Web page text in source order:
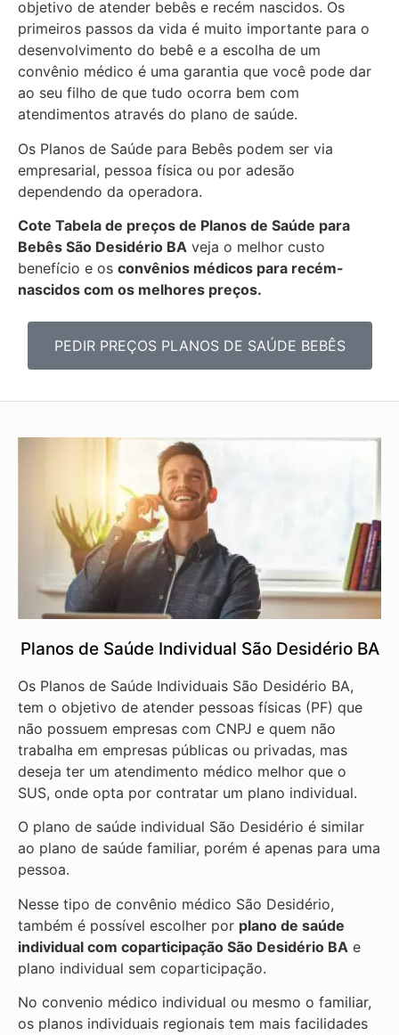
objetivo de atender bebês e recém nascidos. Os
primeiros passos da vida é muito importante para o
desenvolvimento do bebê e a escolha de um
convênio médico é uma garantia que você pode dar
ao seu filho de que tudo ocorra bem com
atendimentos através do plano de saúde.
Os Planos de Saúde para Bebês podem ser via
empresarial, pessoa física ou por adesão
dependendo da operadora.
Cote Tabela de preços de Planos de Saúde para
Bebês São Desidério BA veja o melhor custo
benefício e os convênios médicos para recém-
nascidos com os melhores preços.
PEDIR PREÇOS PLANOS DE SAÚDE BEBÊS
Planos de Saúde Individual São Desidério BA
Os Planos de Saúde Individuais São Desidério BA,
tem o objetivo de atender pessoas físicas (PF) que
não possuem empresas com CNPJ e quem não
trabalha em empresas públicas ou privadas, mas
deseja ter um atendimento médico melhor que o
SUS, onde opta por contratar um plano individual.
O plano de saúde individual São Desidério é similar
ao plano de saúde familiar, porém é apenas para uma
pessoa.
Nesse tipo de convênio médico São Desidério,
também é possível escolher por plano de saúde
individual com coparticipação São Desidério BA e
plano individual sem coparticipação.
No convenio médico individual ou mesmo o familiar,
os planos individuais regionais tem mais facilidades